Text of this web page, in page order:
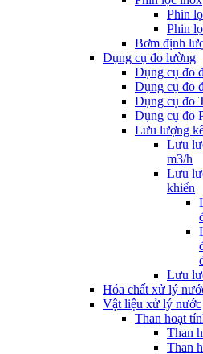
Phin
Phin
Bơm định
Dụng cụ đo lường
Dụng cụ đo
Dụng cụ đo
Dụng cụ đo
Dụng cụ đo
Lưu lượng
Lưu
m3/h
Lưu
khiển
Lưu
Hóa chất xử lý
Vật liệu xử lý nước
Than hoạt
Than
Than